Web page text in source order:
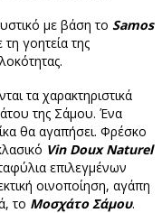
με βάση το Samos
γοητεία της
τα χαρακτηριστικά
της Σάμου. Ένα
θα αγαπήσει. Φρέσκο
Vin Doux Naturel
επιλεγμένων
οινοποίηση, αγάπη
το Μοσχάτο Σάμου.